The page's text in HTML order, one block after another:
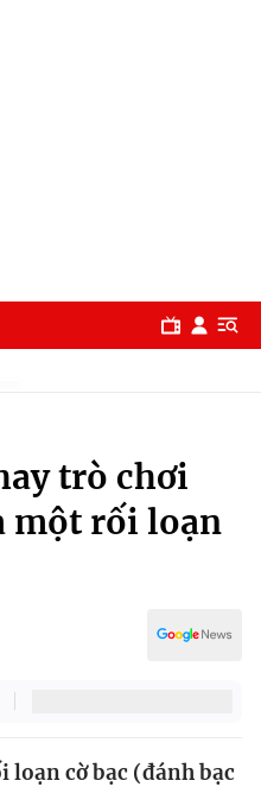
trò chơi
một rối loạn
cờ bạc (đánh bạc